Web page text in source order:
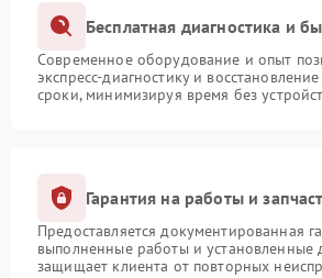
Бесплатная диагностика и
Современное оборудование и опыт
экспресс-диагностику и
сроки, минимизируя время без
Гарантия на работы и
Предоставляется документированная
выполненные работы и установленные
защищает клиента от повторных